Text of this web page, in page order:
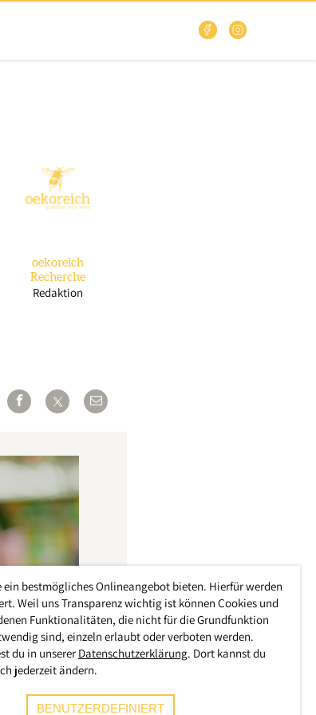
oekoreich
Recherche
Redaktion
bestmögliches Onlineangebot bieten. Hierfür werden
Weil uns Transparenz wichtig ist können Cookies und
Funktionalitäten, die nicht für die Grundfunktion
sind, einzeln erlaubt oder verboten werden.
du in unserer Datenschutzerklärung. Dort kannst du
jederzeit ändern.
BENUTZERDEFINIERT